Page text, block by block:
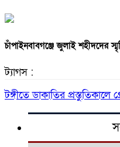
চাঁপাইনবাবগঞ্জে জুলাই শহীদদের
ট্যাগস :
টঙ্গীতে ডাকাতির প্রস্তুতিকালে